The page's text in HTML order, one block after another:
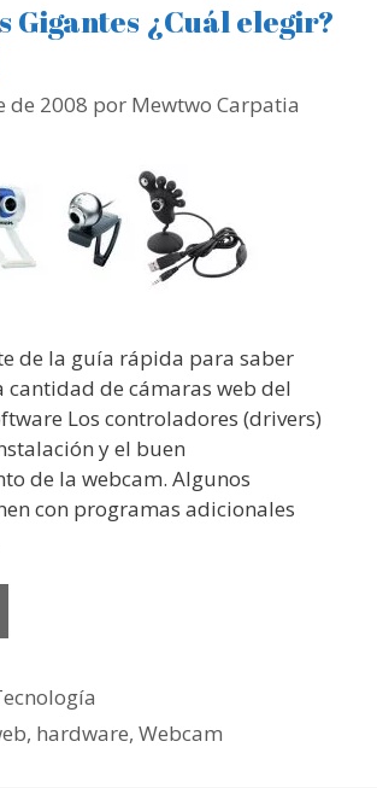
Gigantes ¿Cuál elegir?
de 2008 por Mewtwo Carpatia
de la guía rápida para saber
cantidad de cámaras web del
Los controladores (drivers)
y el buen
de la webcam. Algunos
con programas adicionales
, hardware,Webcam